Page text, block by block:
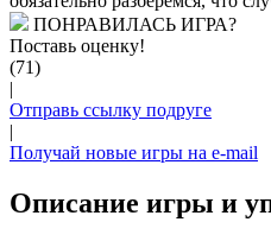
ПОНРАВИЛАСЬ ИГРА?
Поставь оценку!
(71)
|
Отправь ссылку подруге
|
Получай новые игры на e-mail
Описание игры и